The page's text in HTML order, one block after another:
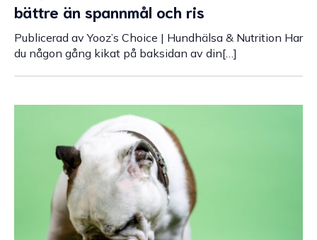
bättre än spannmål och ris
Publicerad av Yooz’s Choice | Hundhälsa & Nutrition Har
du någon gång kikat på baksidan av din[…]